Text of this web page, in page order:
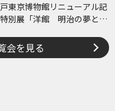
東京博物館リニューアル記
別展「洋館 明治の夢と挑
会を見る